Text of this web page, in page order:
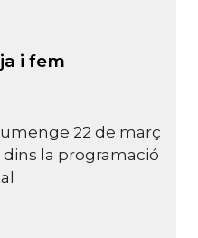
i fem
22 de març
la programació